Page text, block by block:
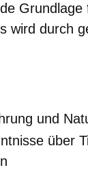
wird durch
und
über